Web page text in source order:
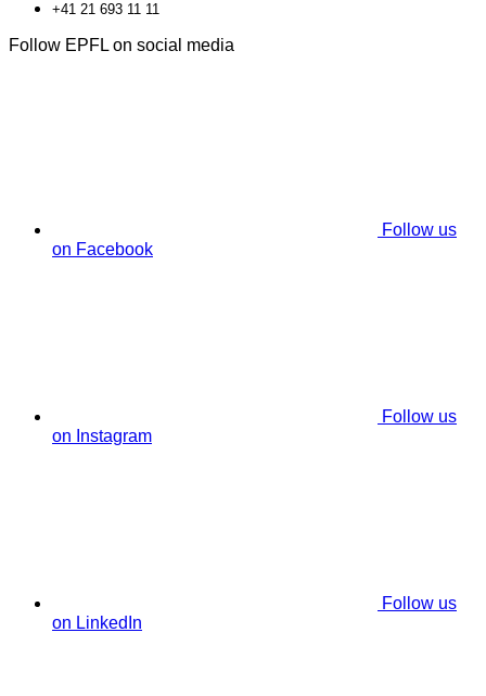
+41 21 693 11 11
Follow EPFL on social media
Follow us
on Facebook
Follow us
on Instagram
Follow us
on LinkedIn